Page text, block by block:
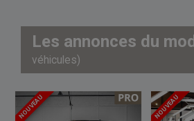
Les annonces du
véhicules)
NOUVEAU NOUVEAU